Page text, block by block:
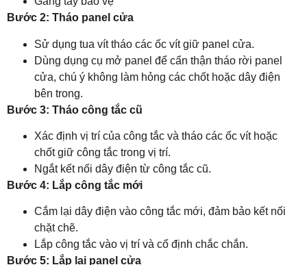
Bước 2: Tháo panel cửa
Sử dụng tua vít tháo các ốc vít giữ panel cửa.
Dùng dụng cụ mở panel để cẩn thận tháo rời panel
cửa, chú ý không làm hỏng các chốt hoặc dây điện
bên trong.
Bước 3: Tháo công tắc cũ
Xác định vị trí của công tắc và tháo các ốc vít hoặc
chốt giữ công tắc trong vị trí.
Ngắt kết nối dây điện từ công tắc cũ.
Bước 4: Lắp công tắc mới
Cắm lại dây điện vào công tắc mới, đảm bảo kết nối
chặt chẽ.
Lắp công tắc vào vị trí và cố định chắc chắn.
Bước 5: Lắp lại panel cửa